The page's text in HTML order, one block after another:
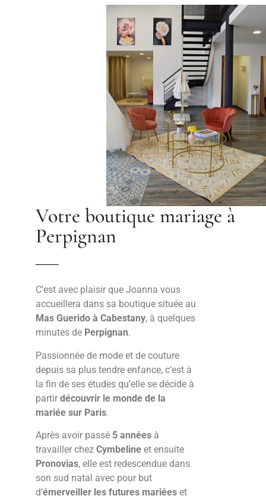
Votre boutique mariage à
Perpignan
C’est avec plaisir que Joanna vous
accueillera dans sa boutique située au
Mas Guerido à Cabestany, à quelques
minutes de Perpignan.
Passionnée de mode et de couture
depuis sa plus tendre enfance, c‘est à
la fin de ses études qu’elle se décide à
partir découvrir le monde de la
mariée sur Paris.
Après avoir passé 5 années à
travailler chez Cymbeline et ensuite
Pronovias, elle est redescendue dans
son sud natal avec pour but
d’émerveiller les futures mariées et